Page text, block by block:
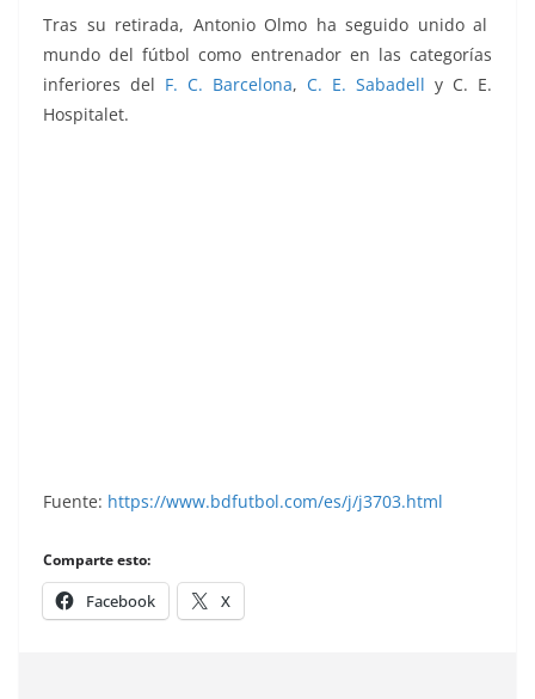
Tras su retirada, Antonio Olmo ha seguido unido al
mundo del fútbol como entrenador en las categorías
inferiores del F. C. Barcelona, C. E. Sabadell y C. E.
Hospitalet.
Fuente: https://www.bdfutbol.com/es/j/j3703.html
Comparte esto:
Facebook X